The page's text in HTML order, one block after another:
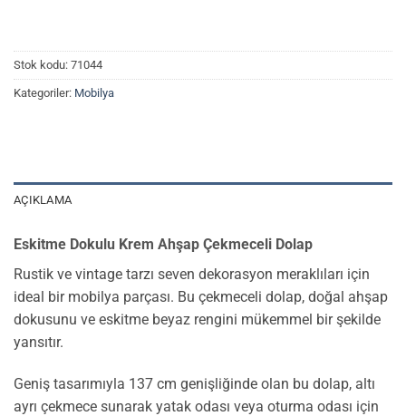
Stok kodu: 71044
Kategoriler: Mobilya
AÇIKLAMA
Eskitme Dokulu Krem Ahşap Çekmeceli Dolap
Rustik ve vintage tarzı seven dekorasyon meraklıları için
ideal bir mobilya parçası. Bu çekmeceli dolap, doğal ahşap
dokusunu ve eskitme beyaz rengini mükemmel bir şekilde
yansıtır.
Geniş tasarımıyla 137 cm genişliğinde olan bu dolap, altı
ayrı çekmece sunarak yatak odası veya oturma odası için